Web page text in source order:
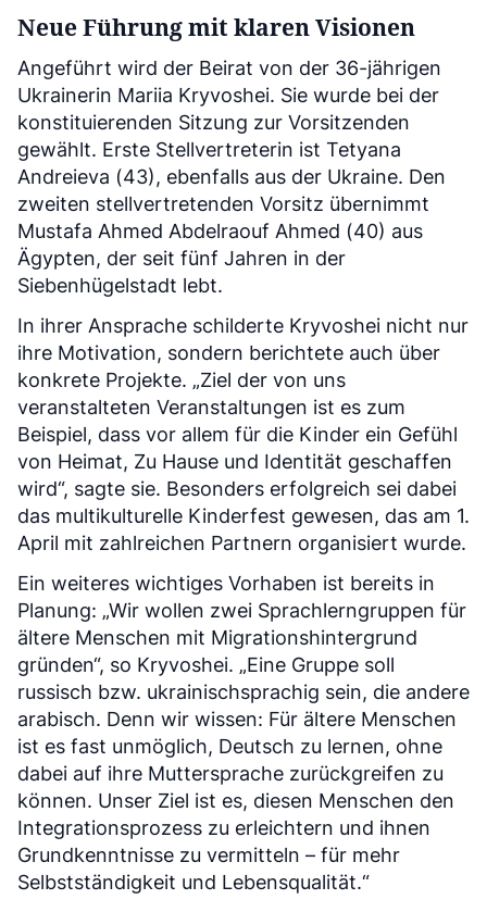
Neue Führung mit klaren Visionen
Angeführt wird der Beirat von der 36-jährigen
Ukrainerin Mariia Kryvoshei. Sie wurde bei der
konstituierenden Sitzung zur Vorsitzenden
gewählt. Erste Stellvertreterin ist Tetyana
Andreieva (43), ebenfalls aus der Ukraine. Den
zweiten stellvertretenden Vorsitz übernimmt
Mustafa Ahmed Abdelraouf Ahmed (40) aus
Ägypten, der seit fünf Jahren in der
Siebenhügelstadt lebt.
In ihrer Ansprache schilderte Kryvoshei nicht nur
ihre Motivation, sondern berichtete auch über
konkrete Projekte. „Ziel der von uns
veranstalteten Veranstaltungen ist es zum
Beispiel, dass vor allem für die Kinder ein Gefühl
von Heimat, Zu Hause und Identität geschaffen
wird“, sagte sie. Besonders erfolgreich sei dabei
das multikulturelle Kinderfest gewesen, das am 1.
April mit zahlreichen Partnern organisiert wurde.
Ein weiteres wichtiges Vorhaben ist bereits in
Planung: „Wir wollen zwei Sprachlerngruppen für
ältere Menschen mit Migrationshintergrund
gründen“, so Kryvoshei. „Eine Gruppe soll
russisch bzw. ukrainischsprachig sein, die andere
arabisch. Denn wir wissen: Für ältere Menschen
ist es fast unmöglich, Deutsch zu lernen, ohne
dabei auf ihre Muttersprache zurückgreifen zu
können. Unser Ziel ist es, diesen Menschen den
Integrationsprozess zu erleichtern und ihnen
Grundkenntnisse zu vermitteln – für mehr
Selbstständigkeit und Lebensqualität.“